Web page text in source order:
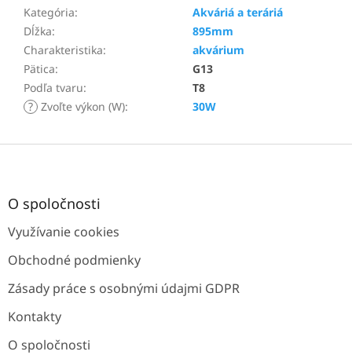
Kategória:
Akváriá a teráriá
Dĺžka:
895mm
Charakteristika:
akvárium
Pätica:
G13
Podľa tvaru:
T8
? Zvoľte výkon (W): 30W
Z
O spoločnosti
Využívanie cookies
Obchodné podmienky
Zásady práce s osobnými údajmi GDPR
Kontakty
O spoločnosti